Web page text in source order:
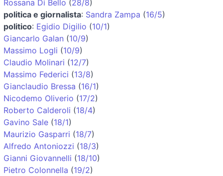
Rossana Di Bello (28/8)
politica e giornalista: Sandra Zampa (16/5)
politico: Egidio Digilio (10/1)
Giancarlo Galan (10/9)
Massimo Logli (10/9)
Claudio Molinari (12/7)
Massimo Federici (13/8)
Gianclaudio Bressa (16/1)
Nicodemo Oliverio (17/2)
Roberto Calderoli (18/4)
Gavino Sale (18/1)
Maurizio Gasparri (18/7)
Alfredo Antoniozzi (18/3)
Gianni Giovannelli (18/10)
Pietro Colonnella (19/2)